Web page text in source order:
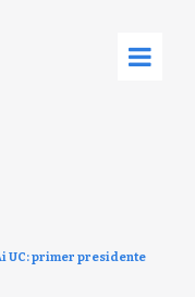
UC: primer presidente